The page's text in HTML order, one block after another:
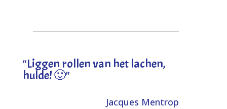
"Liggen rollen van het lachen,
hulde! 🙂"
Jacques Mentrop